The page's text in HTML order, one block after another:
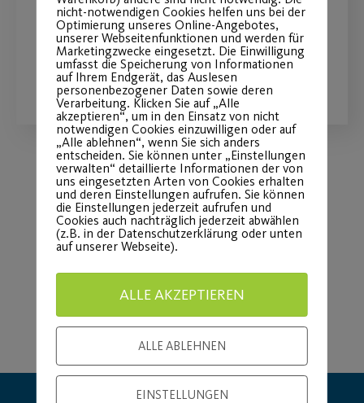
von 13 bis 18 Uhr im Sportpark Ebensee
WEITERLESEN
Load More
nicht-notwendigen Cookies helfen uns bei der
Optimierung unseres Online-Angebotes,
unserer Webseitenfunktionen und werden für
Marketingzwecke eingesetzt. Die Einwilligung
umfasst die Speicherung von Informationen
auf Ihrem Endgerät, das Auslesen
personenbezogener Daten sowie deren
Verarbeitung. Klicken Sie auf „Alle
akzeptieren“, um in den Einsatz von nicht
notwendigen Cookies einzuwilligen oder auf
„Alle ablehnen“, wenn Sie sich anders
entscheiden. Sie können unter „Einstellungen
verwalten“ detaillierte Informationen der von
uns eingesetzten Arten von Cookies erhalten
und deren Einstellungen aufrufen. Sie können
die Einstellungen jederzeit aufrufen und
Cookies auch nachträglich jederzeit abwählen
(z.B. in der Datenschutzerklärung oder unten
auf unserer Webseite).
ALLE AKZEPTIEREN
ALLE ABLEHNEN
EINSTELLUNGEN